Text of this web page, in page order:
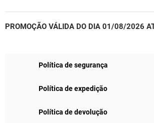
PROMOÇÃO VÁLIDA DO DIA 01/08/2026
Política de segurança
Política de expedição
Política de devolução